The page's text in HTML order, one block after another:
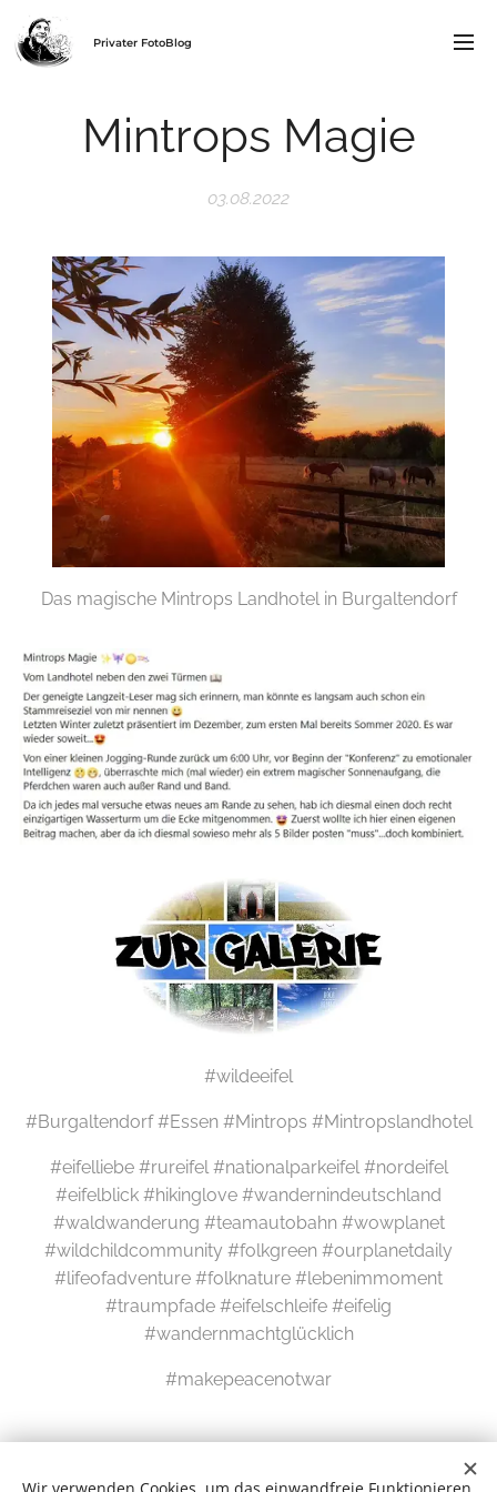
Privater FotoBlog
Mintrops Magie
03.08.2022
Das magische Mintrops Landhotel in Burgaltendorf
#wildeeifel
#Burgaltendorf #Essen #Mintrops #Mintropslandhotel
#eifelliebe #rureifel #nationalparkeifel #nordeifel
#eifelblick #hikinglove #wandernindeutschland
#waldwanderung #teamautobahn #wowplanet
#wildchildcommunity #folkgreen #ourplanetdaily
#lifeofadventure #folknature #lebenimmoment
#traumpfade #eifelschleife #eifelig
#wandernmachtglücklich
#makepeacenotwar